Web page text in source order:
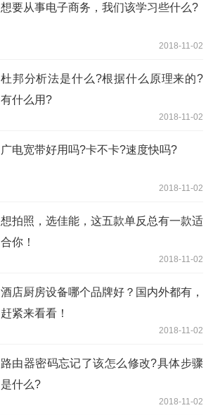
想要从事电子商务，我们该学习些什么?
2018-11-02
杜邦分析法是什么?根据什么原理来的?
有什么用?
2018-11-02
广电宽带好用吗?卡不卡?速度快吗?
2018-11-02
想拍照，选佳能，这五款单反总有一款适
合你！
2018-11-02
酒店厨房设备哪个品牌好？国内外都有，
赶紧来看看！
2018-11-02
路由器密码忘记了该怎么修改?具体步骤
是什么?
2018-11-02